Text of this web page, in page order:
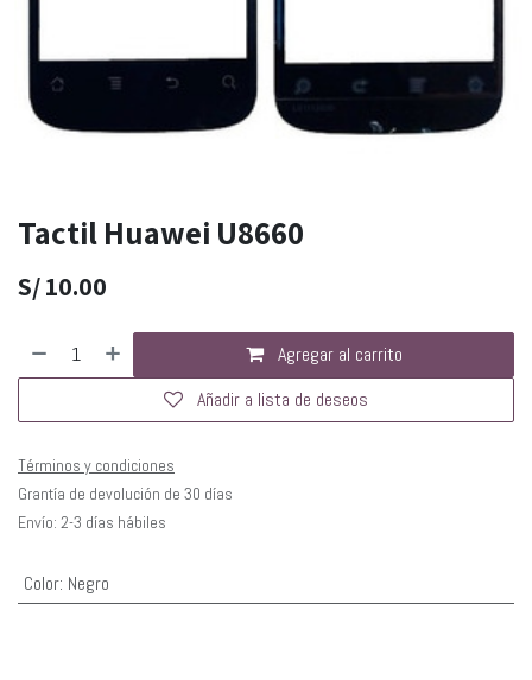
Tactil Huawei U8660
S/10.00
Agregar al carrito
Añadir a lista de deseos
Términos y condiciones
Grantía de devolución de 30 días
Envío: 2-3 días hábiles
Color: Negro